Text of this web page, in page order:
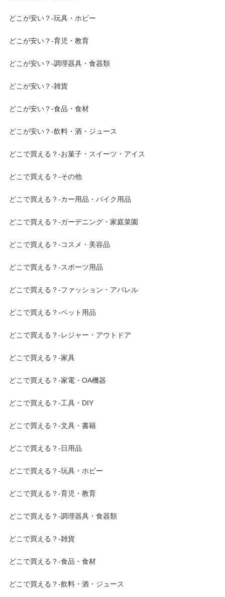
どこが安い？-玩具・ホビー
どこが安い？-育児・教育
どこが安い？-調理器具・食器類
どこが安い？-雑貨
どこが安い？-食品・食材
どこが安い？-飲料・酒・ジュース
どこで買える？-お菓子・スイーツ・アイス
どこで買える？-その他
どこで買える？-カー用品・バイク用品
どこで買える？-ガーデニング・家庭菜園
どこで買える？-コスメ・美容品
どこで買える？-スポーツ用品
どこで買える？-ファッション・アパレル
どこで買える？-ペット用品
どこで買える？-レジャー・アウトドア
どこで買える？-家具
どこで買える？-家電・OA機器
どこで買える？-工具・DIY
どこで買える？-文具・書籍
どこで買える？-日用品
どこで買える？-玩具・ホビー
どこで買える？-育児・教育
どこで買える？-調理器具・食器類
どこで買える？-雑貨
どこで買える？-食品・食材
どこで買える？-飲料・酒・ジュース